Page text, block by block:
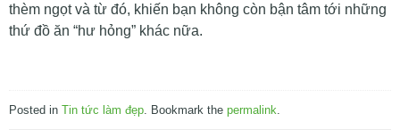
thèm ngọt và từ đó, khiến bạn không còn bận tâm tới những
thứ đồ ăn “hư hỏng” khác nữa.
Posted in Tin tức làm đẹp. Bookmark the permalink